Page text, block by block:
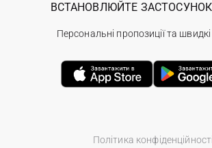
Політика конфіденційності
ВСТАНОВЛЮЙТЕ ЗАСТОСУНОК
Персональні пропозиції та